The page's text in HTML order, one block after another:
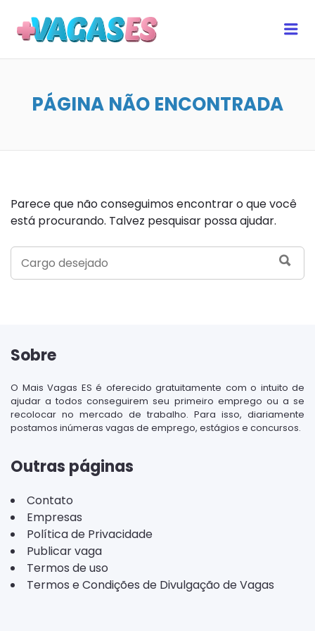
PÁGINA NÃO ENCONTRADA
Parece que não conseguimos encontrar o que você
está procurando. Talvez pesquisar possa ajudar.
SEARCH
FOR:
Sobre
O Mais Vagas ES é oferecido gratuitamente com o intuito de
ajudar a todos conseguirem seu primeiro emprego ou a se
recolocar no mercado de trabalho. Para isso, diariamente
postamos inúmeras vagas de emprego, estágios e concursos.
Outras páginas
Contato
Empresas
Política de Privacidade
Publicar vaga
Termos de uso
Termos e Condições de Divulgação de Vagas